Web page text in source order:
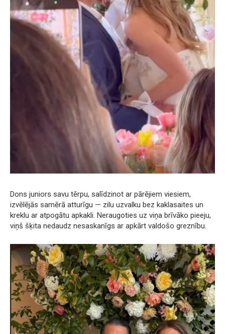
Dons juniors savu tērpu, salīdzinot ar pārējiem viesiem,
izvēlējās samērā atturīgu — zilu uzvalku bez kaklasaites un
kreklu ar atpogātu apkakli. Neraugoties uz viņa brīvāko pieeju,
viņš šķita nedaudz nesaskanīgs ar apkārt valdošo greznību.